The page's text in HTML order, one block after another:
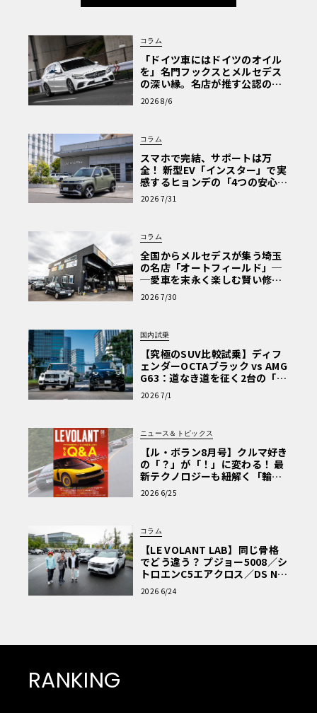
コラム
「ドイツ車にはドイツのオイル
を」名門フックスとメルセデス
の深い縁。名店が推す公認の安
心と、Cクラスで味わうシルキー
な走り〈PR〉
2026 8/6
コラム
スマホで完結、サポートは万
全！ 新型EV「インスター」で実
感するヒョンデの「4つの安心」
【第1回・ヒョンデ6つの疑問：
Why? Hyundai?】〈PR〉
2026 7/31
コラム
全国からメルセデスが集う埼玉
の名店「オートフィールド」─
─愛車を末永く楽しむ賢い修理
術と、プロがフックス製オイル
を選ぶ理由〈PR〉
2026 7/30
国内試乗
【究極のSUV比較試乗】ディフ
ェンダーOCTAブラック vs AMG
G63：道なき道を征く2台の「対
極的アプローチ」
2026 7/1
ニュース＆トピックス
【ル・ボラン8月号】クルマ好き
の「？」が「！」に変わる！ 最
新テクノロジーも紐解く「輸入
車Q&A」
2026 6/25
コラム
【LE VOLANT LAB】同じ骨格
でどう違う？ プジョー5008／シ
トロエンC5エアクロス／DS Nº4
読者一気乗りレポート
2026 6/24
RANKING